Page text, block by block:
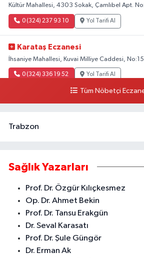
Kültür Mahallesi, 4303 Sokak, Çamlıbel Apt.
0 (324) 237 93 10 Yol Tarifi Al
Karataş Eczanesi
İhsaniye Mahallesi, Kuvai Milliye Caddesi,
0 (324) 336 19 52 Yol Tarifi Al
Tüm Nöbetçi
Trabzon
Sağlık Yazarları
Prof. Dr. Özgür Kılıçkesmez
Op. Dr. Ahmet Bekin
Prof. Dr. Tansu Erakgün
Dr. Seval Karasatı
Prof. Dr. Şule Güngör
Dr. Erman Ak